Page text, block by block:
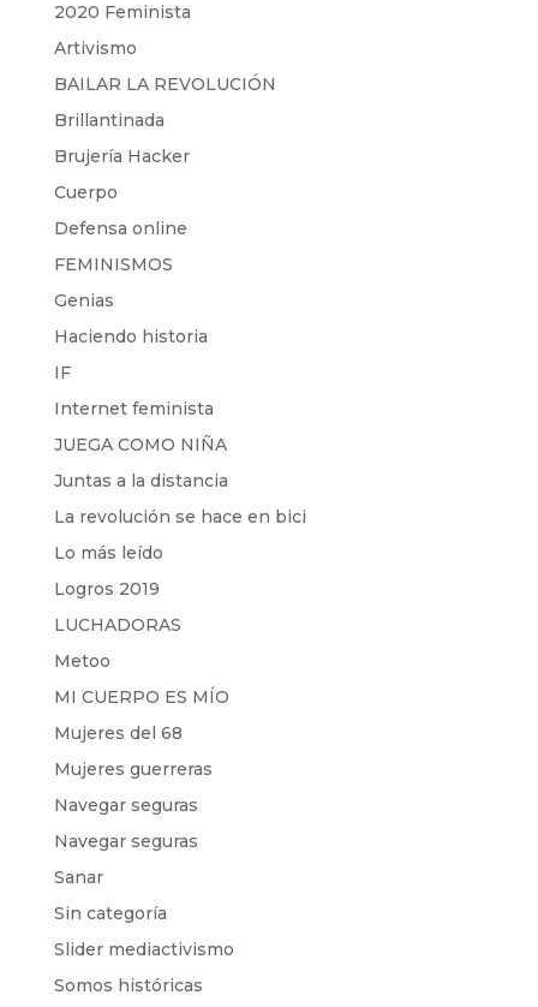
2020 Feminista
Artivismo
BAILAR LA REVOLUCIÓN
Brillantinada
Brujería Hacker
Cuerpo
Defensa online
FEMINISMOS
Genias
Haciendo historia
IF
Internet feminista
JUEGA COMO NIÑA
Juntas a la distancia
La revolución se hace en bici
Lo más leído
Logros 2019
LUCHADORAS
Metoo
MI CUERPO ES MÍO
Mujeres del 68
Mujeres guerreras
Navegar seguras
Navegar seguras
Sanar
Sin categoría
Slider mediactivismo
Somos históricas